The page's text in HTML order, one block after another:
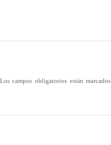
Los campos obligatorios están marcados